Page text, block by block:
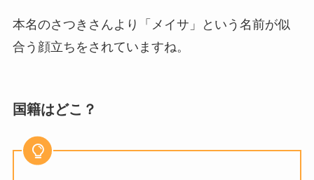
本名のさつきさんより「メイサ」という名前が似
合う顔立ちをされていますね。
国籍はどこ？